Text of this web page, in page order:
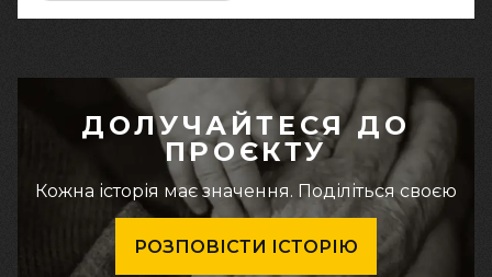
ДОЛУЧАЙТЕСЯ ДО
ПРОЄКТУ
Кожна історія має значення. Поділіться своєю
РОЗПОВІСТИ ІСТОРІЮ